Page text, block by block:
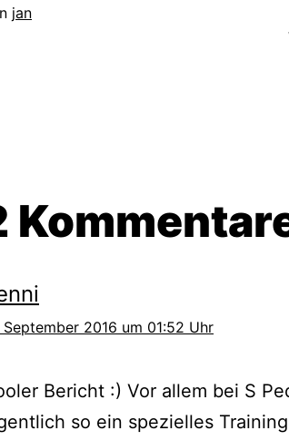
jan
September 2016 um 01:52 Uhr
Bericht :) Vor allem bei S
so ein spezielles